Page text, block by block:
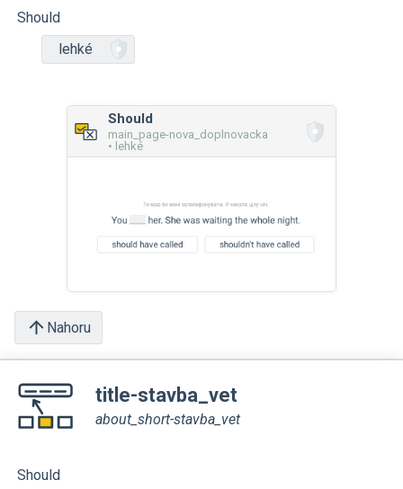
Should
lehké
Should
main_page-nova_doplnovacka
• lehké
Nahoru
title-stavba_vet
about_short-stavba_vet
Should